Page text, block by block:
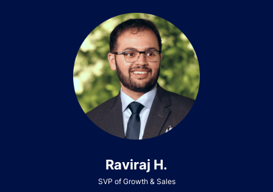
Raviraj H.
SVP of Growth & Sales